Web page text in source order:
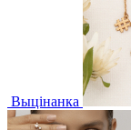
Выцінанка